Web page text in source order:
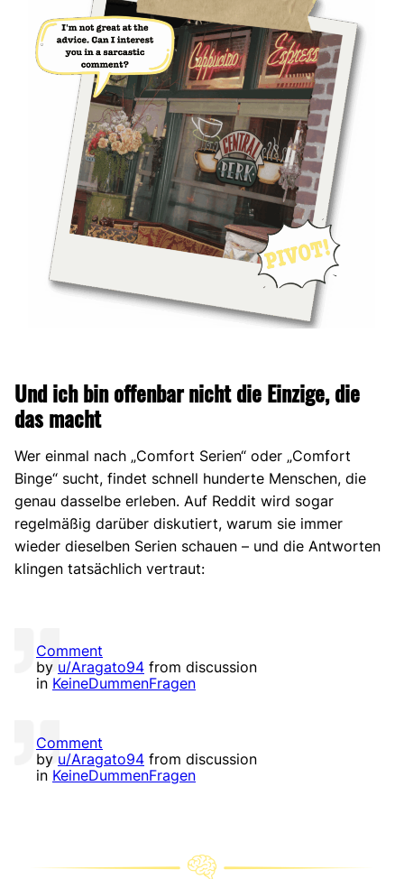
Und ich bin offenbar nicht die Einzige, die
das macht
Wer einmal nach „Comfort Serien“ oder „Comfort
Binge“ sucht, findet schnell hunderte Menschen, die
genau dasselbe erleben. Auf Reddit wird sogar
regelmäßig darüber diskutiert, warum sie immer
wieder dieselben Serien schauen – und die Antworten
klingen tatsächlich vertraut:
Comment
by u/Aragato94 from discussion
in KeineDummenFragen
Comment
by u/Aragato94 from discussion
in KeineDummenFragen